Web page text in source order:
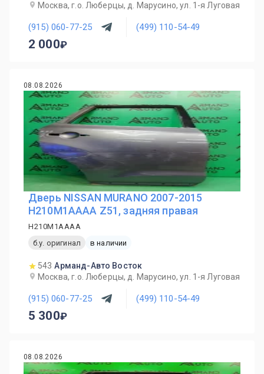
Москва, г.о. Люберцы, д. Марусино, ул. 1-я Луговая
(915) 060-77-25 (499) 110-54-49
2 000
08.08.2026
Дверь NISSAN MURANO 2007-2015
H210M1AAAA Z51, задняя правая
H210M1AAAA
б.у. оригинал
в наличии
543 Арманд-Авто Восток
Москва, г.о. Люберцы, д. Марусино, ул. 1-я Луговая
(915) 060-77-25 (499) 110-54-49
5 300
08.08.2026